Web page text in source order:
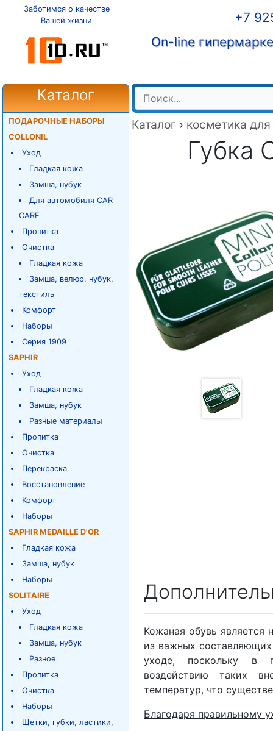
Заботимся о качестве
Вашей жизни
+7
On-line
Каталог
ПОДАРОЧНЫЕ НАБОРЫ
COLLONIL
Уход
Гладкая кожа
Замша, нубук
Для автомобиля CAR
CARE
Пропитка
Очистка
Гладкая кожа
Замша, велюр, нубук,
текстиль
Комфорт
Наборы
Серия 1909
SAPHIR
Уход
Гладкая кожа
Замша, нубук
Разные материалы
Пропитка
Очистка
Перекраска
Восстановление
Комфорт
Наборы
SAPHIR MEDAILLE D'OR
Гладкая кожа
Замша, нубук
Наборы
SOLITAIRE
Уход
Гладкая кожа
Замша, нубук
Разное
Пропитка
Очистка
Наборы
Щетки, губки, ластики,
Каталог › косметика
Губка
Кожаная обувь является
из важных
уходе, поскольку в
воздействию таких
температур, что
Благодаря правильному